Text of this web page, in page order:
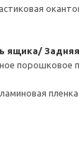
ящика/
порошковое
пленка